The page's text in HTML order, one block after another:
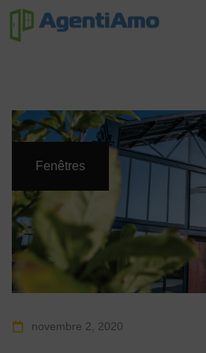
Fenêtres
novembre 2, 2020